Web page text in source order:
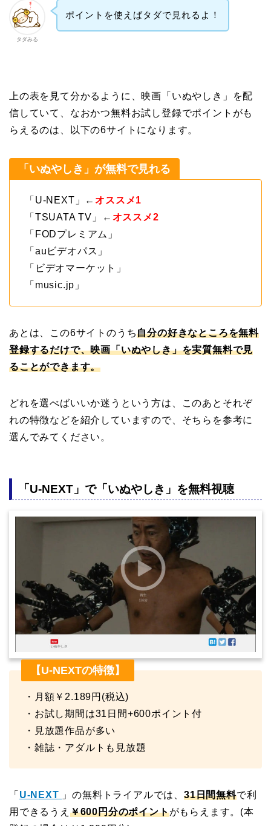
タダみる
ポイントを使えばタダで見れるよ！
上の表を見て分かるように、映画「いぬやしき」を配
信していて、なおかつ無料お試し登録でポイントがも
らえるのは、以下の6サイトになります。
「いぬやしき」が無料で見れる
「U-NEXT」← オススメ1
「TSUATA TV」← オススメ2
「FODプレミアム」
「auビデオパス」
「ビデオマーケット」
「music.jp」
あとは、この6サイトのうち自分の好きなところを無料
登録するだけで、映画「いぬやしき」を実質無料で見
ることができます。
どれを選べばいいか迷うという方は、このあとそれぞ
れの特徴などを紹介していますので、そちらを参考に
選んでみてください。
「U-NEXT」で「いぬやしき」を無料視聴
【U-NEXTの特徴】
・月額￥2.189円(税込)
・お試し期間は31日間+600ポイント付
・見放題作品が多い
・雑誌・アダルトも見放題
「 U-NEXT 」の無料トライアルでは、31日間無料で利
用できるうえ ￥600円分のポイントがもらえます。(本